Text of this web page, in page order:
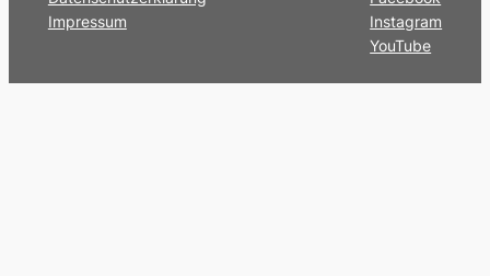
Impressum
Instagram
YouTube